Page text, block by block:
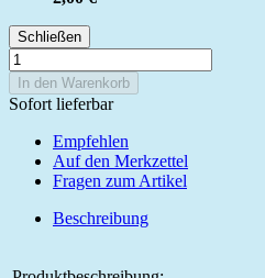
Schließen
In den Warenkorb
Sofort lieferbar
Empfehlen
Auf den Merkzettel
Fragen zum Artikel
Beschreibung